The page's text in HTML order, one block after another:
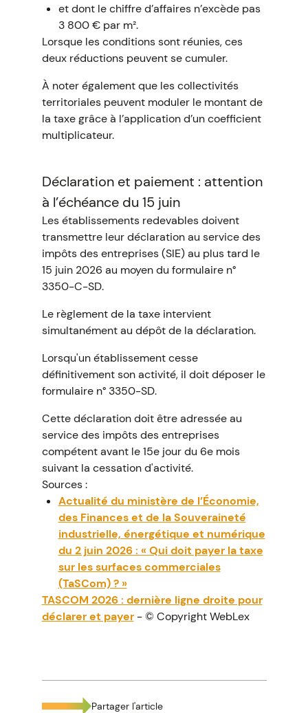
et dont le chiffre d’affaires n’excède pas
3 800 € par m².
Lorsque les conditions sont réunies, ces
deux réductions peuvent se cumuler.
À noter également que les collectivités
territoriales peuvent moduler le montant de
la taxe grâce à l’application d’un coefficient
multiplicateur.
Déclaration et paiement : attention
à l’échéance du 15 juin
Les établissements redevables doivent
transmettre leur déclaration au service des
impôts des entreprises (SIE) au plus tard le
15 juin 2026 au moyen du formulaire n°
3350-C-SD.
Le règlement de la taxe intervient
simultanément au dépôt de la déclaration.
Lorsqu'un établissement cesse
définitivement son activité, il doit déposer le
formulaire n° 3350-SD.
Cette déclaration doit être adressée au
service des impôts des entreprises
compétent avant le 15e jour du 6e mois
suivant la cessation d'activité.
Sources :
Actualité du ministère de l’Économie,
des Finances et de la Souveraineté
industrielle, énergétique et numérique
du 2 juin 2026 : « Qui doit payer la taxe
sur les surfaces commerciales
(TaSCom) ? »
TASCOM 2026 : dernière ligne droite pour
déclarer et payer- © Copyright WebLex
Partager l'article